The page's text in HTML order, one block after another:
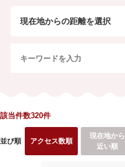
現在地からの距離を選択
該当件数320件
並び順 アクセス数順
現在地から
近い順